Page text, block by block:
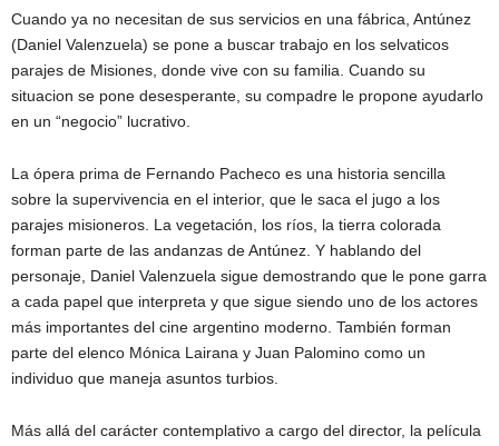
Cuando ya no necesitan de sus servicios en una fábrica, Antúnez
(Daniel Valenzuela) se pone a buscar trabajo en los selvaticos
parajes de Misiones, donde vive con su familia. Cuando su
situacion se pone desesperante, su compadre le propone ayudarlo
en un “negocio” lucrativo.
La ópera prima de Fernando Pacheco es una historia sencilla
sobre la supervivencia en el interior, que le saca el jugo a los
parajes misioneros. La vegetación, los ríos, la tierra colorada
forman parte de las andanzas de Antúnez. Y hablando del
personaje, Daniel Valenzuela sigue demostrando que le pone garra
a cada papel que interpreta y que sigue siendo uno de los actores
más importantes del cine argentino moderno. También forman
parte del elenco Mónica Lairana y Juan Palomino como un
individuo que maneja asuntos turbios.
Más allá del carácter contemplativo a cargo del director, la película